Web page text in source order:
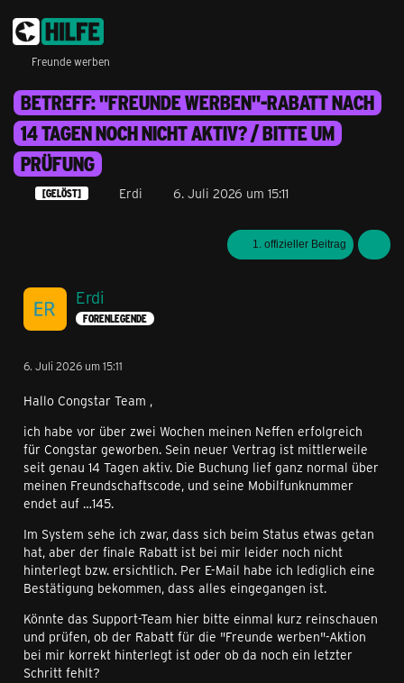
Freunde werben
BETREFF: "FREUNDE WERBEN"-RABATT NACH
14 TAGEN NOCH NICHT AKTIV? / BITTE UM
PRÜFUNG
[GELÖST] Erdi 6. Juli 2026 um 15:11
1. offizieller Beitrag
Erdi
FORENLEGENDE
6. Juli 2026 um 15:11
Hallo Congstar Team ,
ich habe vor über zwei Wochen meinen Neffen erfolgreich
für Congstar geworben. Sein neuer Vertrag ist mittlerweile
seit genau 14 Tagen aktiv. Die Buchung lief ganz normal über
meinen Freundschaftscode, und seine Mobilfunknummer
endet auf …145.
Im System sehe ich zwar, dass sich beim Status etwas getan
hat, aber der finale Rabatt ist bei mir leider noch nicht
hinterlegt bzw. ersichtlich. Per E-Mail habe ich lediglich eine
Bestätigung bekommen, dass alles eingegangen ist.
Könnte das Support-Team hier bitte einmal kurz reinschauen
und prüfen, ob der Rabatt für die "Freunde werben"-Aktion
bei mir korrekt hinterlegt ist oder ob da noch ein letzter
Schritt fehlt?